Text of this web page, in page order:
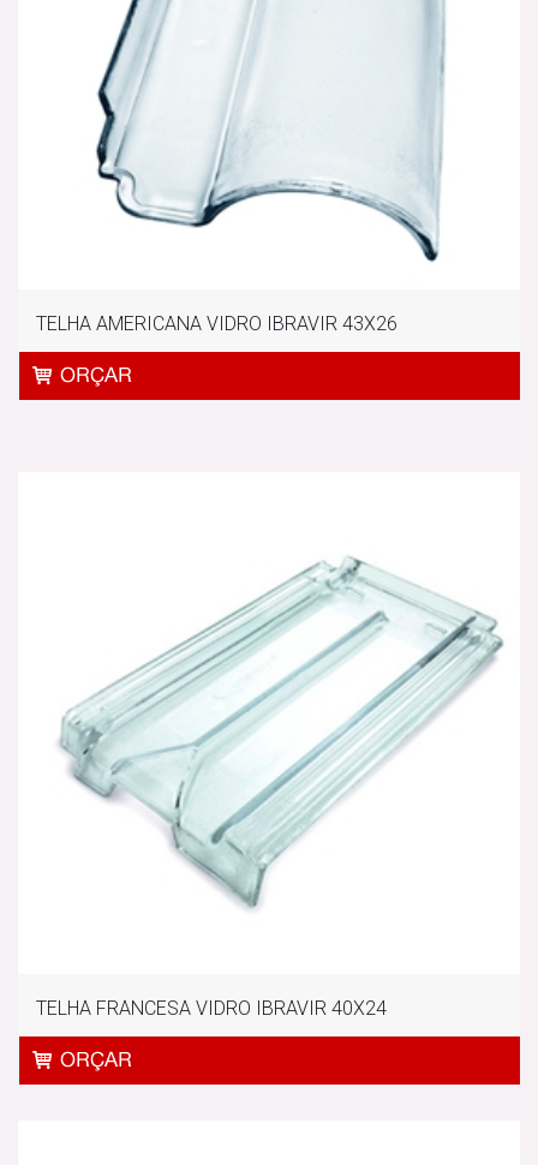
TELHA AMERICANA VIDRO IBRAVIR 43X26
TELHA FRANCESA VIDRO IBRAVIR 40X24